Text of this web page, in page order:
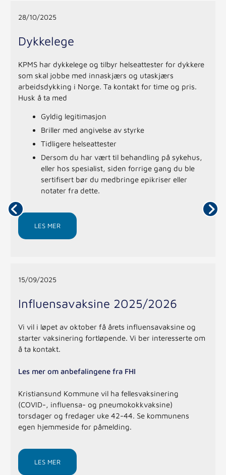
28/10/2025
Dykkelege
KPMS har dykkelege og tilbyr helseattester for dykkere
som skal jobbe med innaskjærs og utaskjærs
arbeidsdykking i Norge. Ta kontakt for time og pris.
Husk å ta med
Gyldig legitimasjon
Briller med angivelse av styrke
Tidligere helseattester
Dersom du har vært til behandling på sykehus,
eller hos spesialist, siden forrige gang du ble
sertifisert bør du medbringe epikriser eller
notater fra dette.
LES MER
15/09/2025
Influensavaksine 2025/2026
Vi vil i løpet av oktober få årets influensavaksine og
starter vaksinering fortløpende. Vi ber interesserte om
å ta kontakt.
Les mer om anbefalingene fra FHI
Kristiansund Kommune vil ha fellesvaksinering
(COVID-, influensa- og pneumokokkvaksine)
torsdager og fredager uke 42-44. Se kommunens
egen hjemmeside for påmelding.
LES MER